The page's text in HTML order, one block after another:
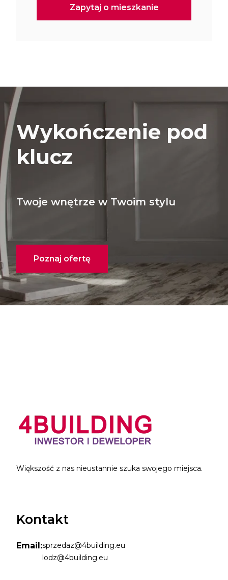
Wykończenie pod
klucz
Twoje wnętrze w Twoim stylu
Poznaj ofertę
Większość z nas nieustannie szuka swojego miejsca.
Kontakt
Email:sprzedaz@4building.eu
lodz@4building.eu